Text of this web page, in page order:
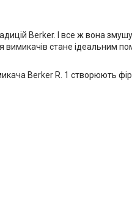
Berker. І все ж вона
вимикачів стане ідеальним
Berker R. 1 створюють